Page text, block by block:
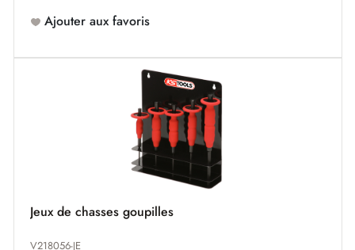
Ajouter aux favoris
Jeux de chasses goupilles
V218056-JE